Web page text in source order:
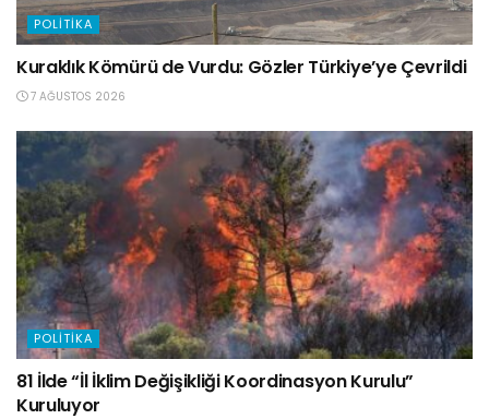
POLITIKA
Kuraklık Kömürü de Vurdu: Gözler Türkiye’ye Çevrildi
7 AĞUSTOS 2026
POLITIKA
81 İlde “İl İklim Değişikliği Koordinasyon Kurulu”
Kuruluyor